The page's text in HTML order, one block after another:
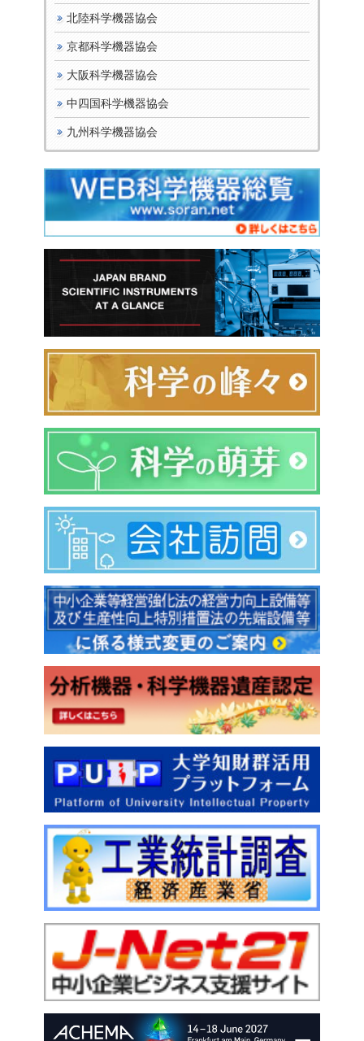
北陸科学機器協会
京都科学機器協会
大阪科学機器協会
中四国科学機器協会
九州科学機器協会